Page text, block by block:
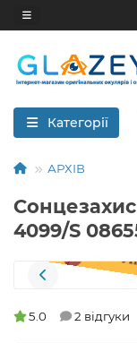
Категорії
АРХІВ
4099/S
5.0 2 відгуки